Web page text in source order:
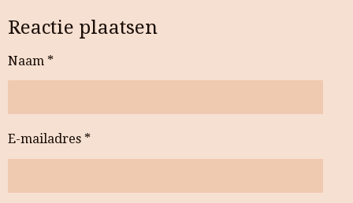
Reactie plaatsen
Naam *
E-mailadres *